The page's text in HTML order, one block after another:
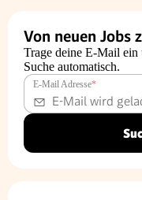
Von neuen Jobs
Trage deine E-Mail ein
Suche automatisch.
E-Mail Adresse*